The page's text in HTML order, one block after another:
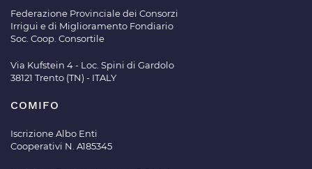
Federazione Provinciale dei Consorzi
Irrigui e di Miglioramento Fondiario
Soc. Coop. Consortile
Via Kufstein 4 - Loc. Spini di Gardolo
38121 Trento (TN) - ITALY
COMIFO
Iscrizione Albo Enti
Cooperativi N. A185345